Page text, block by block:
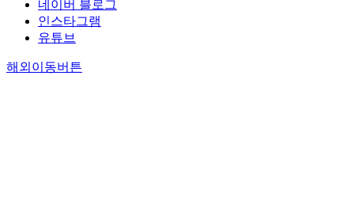
네이버 블로그
인스타그램
유튜브
해외이동버튼